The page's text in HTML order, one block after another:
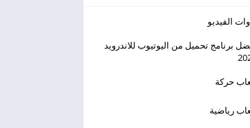
الفيديو
برنامج تحميل من اليوتيوب للاندرويد
حركة
رياضية